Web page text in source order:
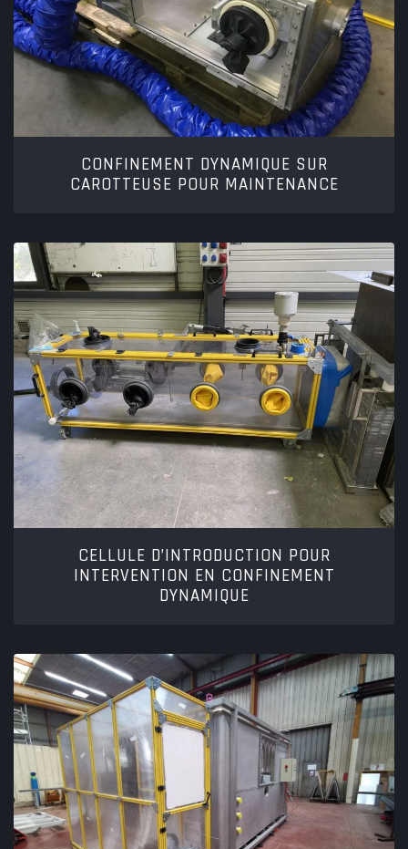
CONFINEMENT DYNAMIQUE SUR
CAROTTEUSE POUR MAINTENANCE
CELLULE D’INTRODUCTION POUR
INTERVENTION EN CONFINEMENT
DYNAMIQUE